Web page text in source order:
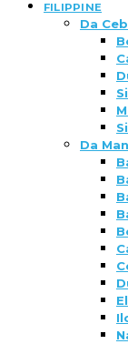
FILIPPINE
Da
Da